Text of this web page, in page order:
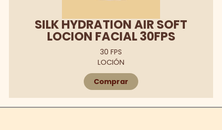
SILK HYDRATION AIR SOFT
LOCION FACIAL 30FPS
30 FPS
LOCIÓN
Comprar